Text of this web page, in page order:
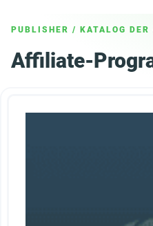
PUBLISHER / KATALOG
Affiliate-